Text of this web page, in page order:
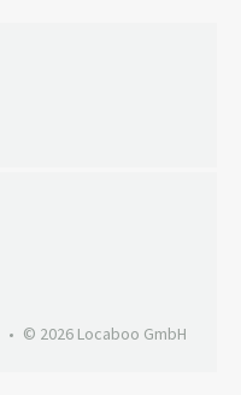
© 2026 Locaboo GmbH